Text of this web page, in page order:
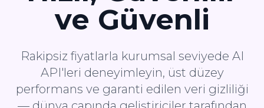
ve Güvenli
Rakipsiz fiyatlarla kurumsal seviyede AI
API'leri deneyimleyin, üst düzey
performans ve garanti edilen veri gizliliği